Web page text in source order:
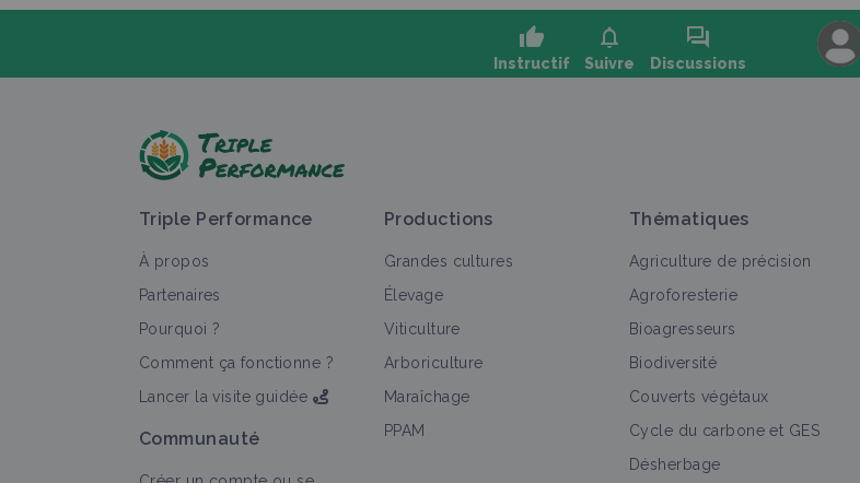
thumb_up
Instructif
notifications
Suivre
forum
Discussions
Triple Performance
À propos
Partenaires
Pourquoi ?
Comment ça fonctionne ?
Lancer la visite guidée
Communauté
Productions
Grandes cultures
Élevage
Viticulture
Arboriculture
Maraîchage
PPAM
Thématiques
Agriculture de précision
Agroforesterie
Bioagresseurs
Biodiversité
Couverts végétaux
Cycle du carbone et GES
Désherbage